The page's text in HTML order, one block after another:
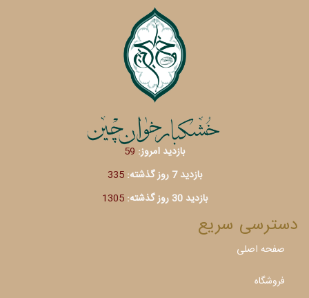
دسترسی سریع
صفحه اصلی
فروشگاه
بازدید امروز:
بازدید 7 روز گذشته:
335
بازدید 30 روز گذشته:
1305